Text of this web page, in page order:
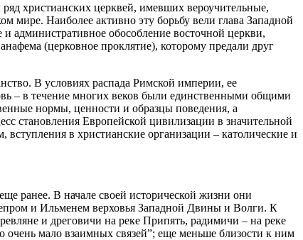
христианских церквей, имевших вероучительные,
мире. Наиболее активно эту борьбу вели глава Западной
административное обособление восточной церкви,
(церковное проклятие), которому предали друг
В условиях распада Римской империи, ее
– в течение многих веков были единственными общими
нормы, ценности и образцы поведения, а
становления Европейской цивилизации в значительной
в христианские организации – католические и
ранее. В начале своей исторической жизни они
и Ильменем верховья Западной Двины и Волги. К
и дреговичи на реке Припять, радимичи – на реке
мало взаимных связей”; еще меньше близости к ним